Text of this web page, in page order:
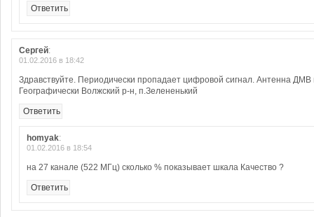
Ответить
Сергей:
01.02.2016 в 18:42
Здравствуйте. Периодически пропадает цифровой сигнал. Антенна ДМВ
Географически Волжский р-н, п.Зелененький
Ответить
homyak:
01.02.2016 в 18:54
на 27 канале (522 МГц) сколько % показывает шкала Качество ?
Ответить